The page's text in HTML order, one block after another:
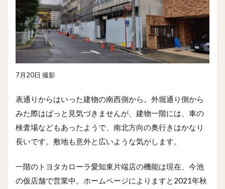
7月20日 撮影
表通りからはいった建物の南西側から。外堀通り側から
みた際はぱっと見気づきませんが、建物一階には、車の
検査場などもあったようで、南北方向の奥行きはかなり
長いです。敷地も意外と広いような気がします。
一階のトヨタカローラ愛知東片端店の機能は現在、今池
の仮店舗で営業中。ホームページによりますと2021年秋